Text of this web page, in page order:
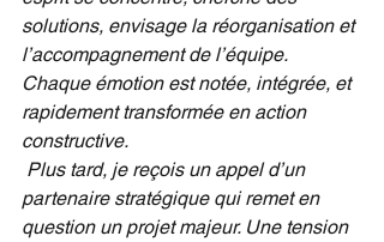
solutions, envisage la réorganisation et
l’accompagnement de l’équipe.
Chaque émotion est notée, intégrée, et
rapidement transformée en action
constructive.
Plus tard, je reçois un appel d’un
partenaire stratégique qui remet en
question un projet majeur. Une tension